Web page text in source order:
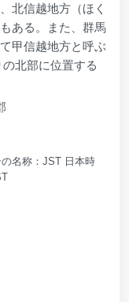
北信越地方（ほく
ある。また、群馬
甲信越地方と呼ぶ
北部に位置する
名称：JST 日本時